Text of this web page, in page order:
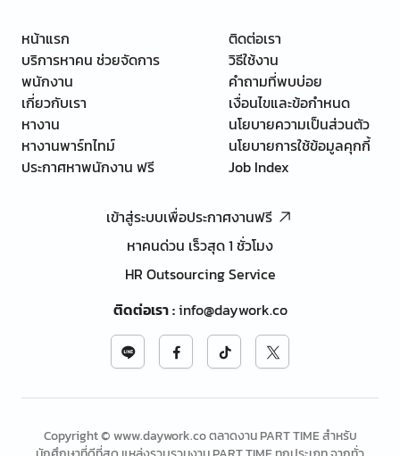
หน้าแรก
บริการหาคน ช่วยจัดการ
พนักงาน
เกี่ยวกับเรา
หางาน
หางานพาร์ทไทม์
ประกาศหาพนักงาน ฟรี
ติดต่อเรา
วิธีใช้งาน
คำถามที่พบบ่อย
เงื่อนไขและข้อกำหนด
นโยบายความเป็นส่วนตัว
นโยบายการใช้ข้อมูลคุกกี้
Job Index
เข้าสู่ระบบเพื่อประกาศงานฟรี
หาคนด่วน เร็วสุด 1 ชั่วโมง
HR Outsourcing Service
ติดต่อเรา:info@daywork.co
Copyright © www.daywork.co ตลาดงาน PART TIME สำหรับ